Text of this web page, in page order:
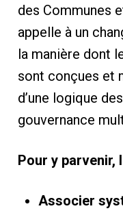
des Communes
appelle à un
la manière dont
sont conçues et
d’une logique
gouvernance
Pour y parvenir,
Associer